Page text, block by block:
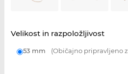
Velikost in razpoložljivost
53 mm (Običajno pripravljeno